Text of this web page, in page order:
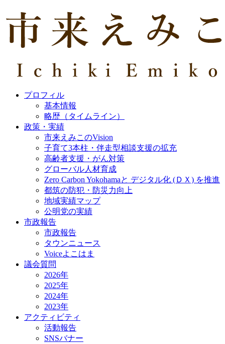
プロフィル
基本情報
略歴（タイムライン）
政策・実績
市来えみこのVision
子育て3本柱・伴走型相談支援の拡充
高齢者支援・がん対策
グローバル人材育成
Zero Carbon Yokohamaと デジタル化 (ＤＸ) を推進
都筑の防犯・防災力向上
地域実績マップ
公明党の実績
市政報告
市政報告
タウンニュース
Voiceよこはま
議会質問
2026年
2025年
2024年
2023年
アクティビティ
活動報告
SNSバナー